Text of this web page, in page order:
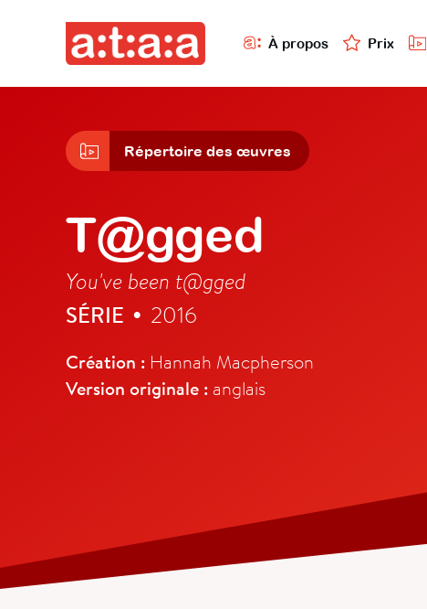
À propos Prix
Répertoire des œuvres
T@gged
You've been t@gged
SÉRIE • 2016
Création : Hannah Macpherson
Version originale : anglais